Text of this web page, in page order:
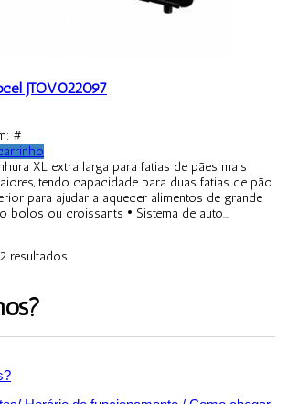
JTOV022097
#
XL extra larga para fatias de pães mais
tendo capacidade para duas fatias de pão
para ajudar a aquecer alimentos de grande
bolos ou croissants • Sistema de auto...
resultados